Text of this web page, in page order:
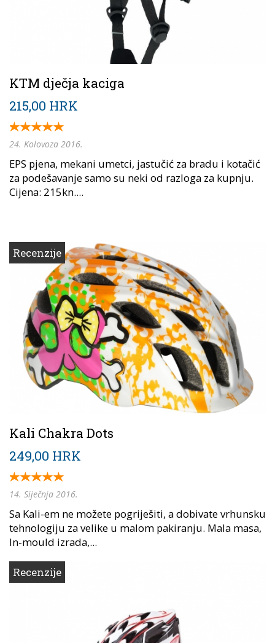
KTM dječja kaciga
215,00 HRK
24. Kolovoza 2016.
EPS pjena, mekani umetci, jastučić za bradu i kotačić
za podešavanje samo su neki od razloga za kupnju.
Cijena: 215kn....
Recenzije
Kali Chakra Dots
249,00 HRK
14. Siječnja 2016.
Sa Kali-em ne možete pogriješiti, a dobivate vrhunsku
tehnologiju za velike u malom pakiranju. Mala masa,
In-mould izrada,...
Recenzije